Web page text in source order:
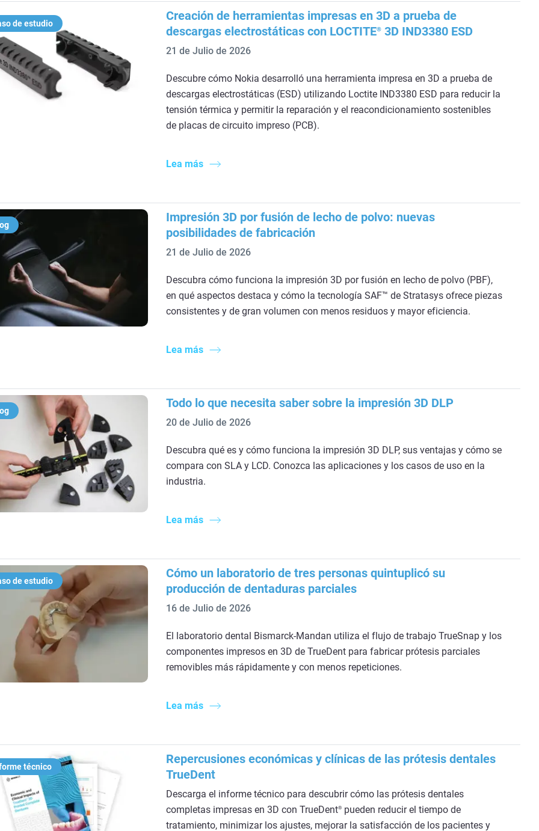
de estudio
Creación de herramientas impresas en 3D a prueba de
descargas electrostáticas con LOCTITE® 3D IND3380 ESD
21 de Julio de 2026
Descubre cómo Nokia desarrolló una herramienta impresa en 3D a prueba de
descargas electrostáticas (ESD) utilizando Loctite IND3380 ESD para reducir la
tensión térmica y permitir la reparación y el reacondicionamiento sostenibles
de placas de circuito impreso (PCB).
Lea más
Impresión 3D por fusión de lecho de polvo: nuevas
posibilidades de fabricación
21 de Julio de 2026
Descubra cómo funciona la impresión 3D por fusión en lecho de polvo (PBF),
en qué aspectos destaca y cómo la tecnología SAF™ de Stratasys ofrece piezas
consistentes y de gran volumen con menos residuos y mayor eficiencia.
Lea más
Todo lo que necesita saber sobre la impresión 3D DLP
20 de Julio de 2026
Descubra qué es y cómo funciona la impresión 3D DLP, sus ventajas y cómo se
compara con SLA y LCD. Conozca las aplicaciones y los casos de uso en la
industria.
Lea más
de estudio
Cómo un laboratorio de tres personas quintuplicó su
producción de dentaduras parciales
16 de Julio de 2026
El laboratorio dental Bismarck-Mandan utiliza el flujo de trabajo TrueSnap y los
componentes impresos en 3D de TrueDent para fabricar prótesis parciales
removibles más rápidamente y con menos repeticiones.
Lea más
técnico
Repercusiones económicas y clínicas de las prótesis dentales
TrueDent
Descarga el informe técnico para descubrir cómo las prótesis dentales
completas impresas en 3D con TrueDent® pueden reducir el tiempo de
tratamiento, minimizar los ajustes, mejorar la satisfacción de los pacientes y